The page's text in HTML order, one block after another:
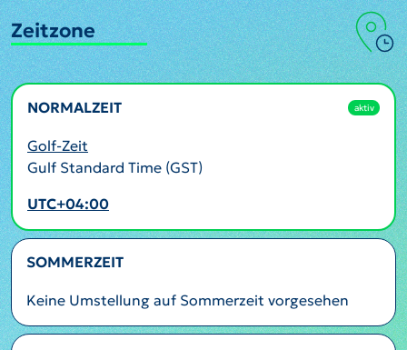
Zeitzone
NORMALZEIT aktiv
Golf-Zeit
Gulf Standard Time (GST)
UTC+04:00
SOMMERZEIT
Keine Umstellung auf Sommerzeit vorgesehen